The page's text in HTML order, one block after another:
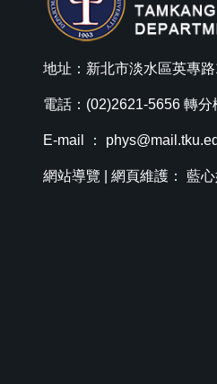
地址：新北市淡水區英專
電話：(02)2621-5656 轉分
E-mail ：
網站導覽 | 網頁維護： 藍